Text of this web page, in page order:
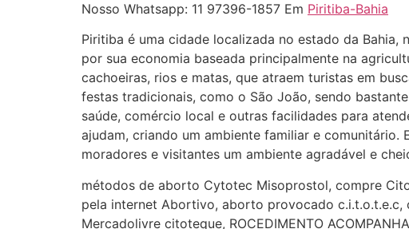
Nosso Whatsapp: 11 97396-1857 Em Piritiba-Bahia
Piritiba é uma cidade localizada no estado da
por sua economia baseada principalmente na
cachoeiras, rios e matas, que atraem turistas em
festas tradicionais, como o São João, sendo
saúde, comércio local e outras facilidades para
ajudam, criando um ambiente familiar e
moradores e visitantes um ambiente agradável e
métodos de aborto Cytotec Misoprostol, compre
pela internet Abortivo, aborto provocado
Mercadolivre citoteque, ROCEDIMENTO